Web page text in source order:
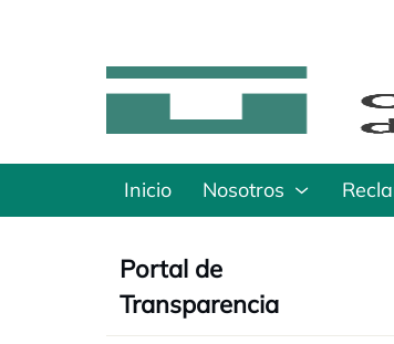
Inicio Nosotros
Portal de
Transparencia